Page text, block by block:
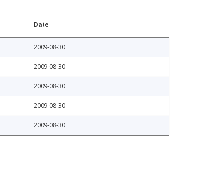
Date
2009-08-30
2009-08-30
2009-08-30
2009-08-30
2009-08-30